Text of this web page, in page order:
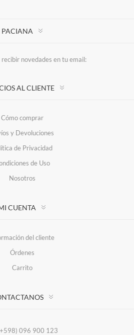
PACIANA
novedades en tu email:
AL CLIENTE
Cómo comprar
y Devoluciones
de Privacidad
de Uso
Nosotros
CUENTA
del cliente
Órdenes
Carrito
096 900 123